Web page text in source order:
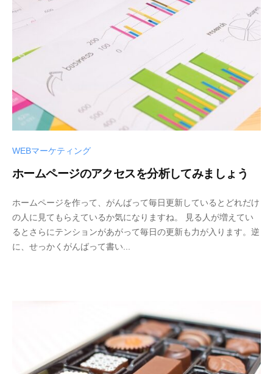
WEBマーケティング
ホームページのアクセスを分析してみましょう
ホームページを作って、がんばって毎日更新しているとどれだけ
の人に見てもらえているか気になりますね。 見る人が増えてい
るとさらにテンションがあがって毎日の更新も力が入ります。逆
に、せっかくがんばって書い...